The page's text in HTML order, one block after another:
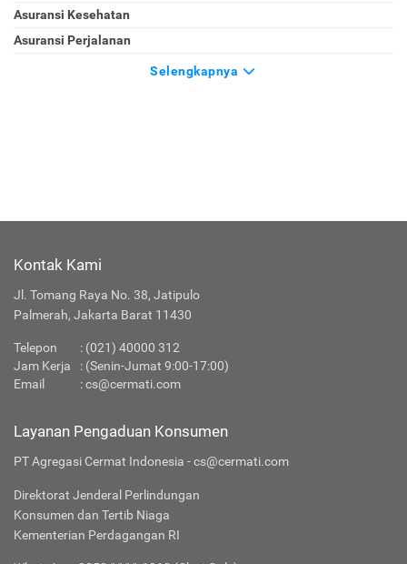
Asuransi Kesehatan
Asuransi Perjalanan
Selengkapnya
Kontak Kami
Jl. Tomang Raya No. 38, Jatipulo
Palmerah, Jakarta Barat 11430
Telepon : (021) 40000 312
Jam Kerja
: (Senin-Jumat 9:00-17:00)
Email
:cs@cermati.com
Layanan Pengaduan Konsumen
PT Agregasi Cermat Indonesia - cs@cermati.com
Direktorat Jenderal Perlindungan
Konsumen dan Tertib Niaga
Kementerian Perdagangan RI